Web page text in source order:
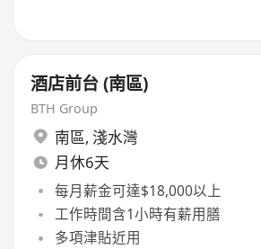
酒店前台 (南區)
BTH Group
南區, 淺水灣
月休6天
每月薪金可達$18,000以上
工作時間含1小時有薪用膳
多項津貼近用